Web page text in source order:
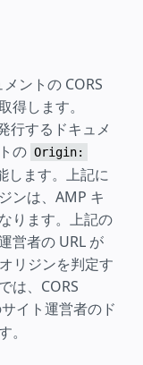
ントの CORS
得します。
行するドキュメ
の Origin:
します。上記に
ンは、AMP キ
ります。上記の
営者の URL が
リジンを判定す
は、CORS
イト運営者のド